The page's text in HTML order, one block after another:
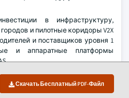
Скачать Бесплатный PDF-Файл
в инфраструктуру,
и пилотные коридоры V2X
и поставщиков уровня 1
и аппаратные платформы
крупнейшего автомобильного
центра, а также его стремление к
транспортным